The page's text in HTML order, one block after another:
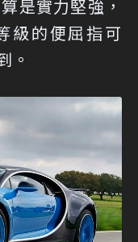
是實力堅強，
級的便屈指可
。